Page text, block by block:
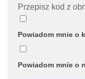
Przepisz kod z
Powiadom mnie o
Powiadom mnie o